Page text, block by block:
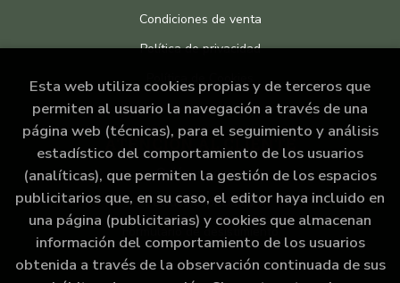
Condiciones de venta
Política de privacidad
Política de Cookies
ATENCIÓN AL CLIENTE
Quiénes somos
Pedidos especiales
Formulario de desistimiento
Esta web utiliza cookies propias y de terceros que
permiten al usuario la navegación a través de una
página web (técnicas), para el seguimiento y análisis
estadístico del comportamiento de los usuarios
(analíticas), que permiten la gestión de los espacios
publicitarios que, en su caso, el editor haya incluido en
una página (publicitarias) y cookies que almacenan
información del comportamiento de los usuarios
obtenida a través de la observación continuada de sus